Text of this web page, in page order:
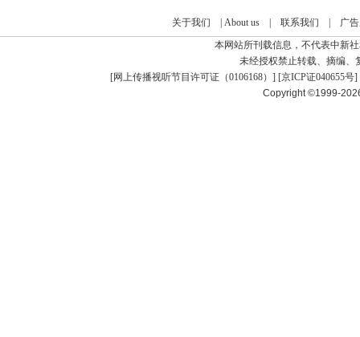
关于我们 About us| 联系我们
广
本网站所刊载信息，不代表中新
未经授权禁止转载、摘编、
[网上传播视听节目许可证（0106168） ] [京ICP证040655号]
Copyright ©1999-